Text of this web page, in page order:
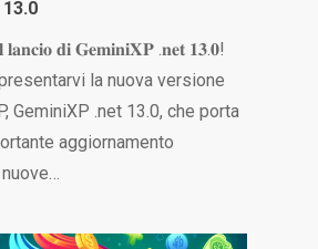
13.0
𝐝𝐢 𝐆𝐞𝐦𝐢𝐧𝐢𝐗𝐏 .𝐧𝐞𝐭 𝟏𝟑.𝟎!
la nuova versione
GeminiXP .net 13.0, che porta
aggiornamento